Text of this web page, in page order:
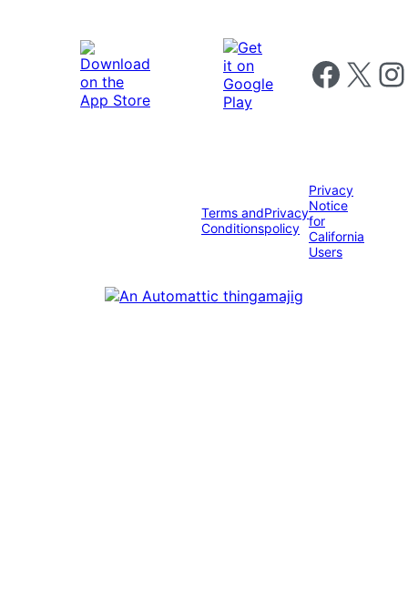
Follow us on
Follow us on X
Terms and
Conditions
Privacy
policy
Privacy
Notice
for
California
Users